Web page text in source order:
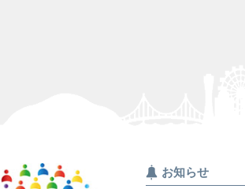
お知らせ